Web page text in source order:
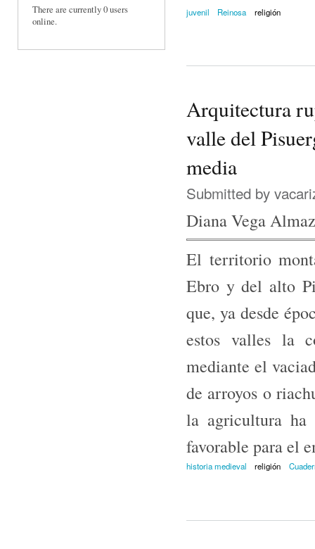
There are currently 0 users
online.
juvenil Reinosa religión
Arquitectura
valle del
media
Submitted by
Diana Vega
El territorio
Ebro y del alto
que, ya desde
estos valles la
mediante el
de arroyos o
la agricultura ha
favorable para el
historia medieval religión